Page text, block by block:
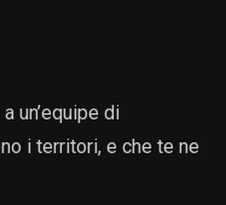
un’equipe di
i territori, e che te ne